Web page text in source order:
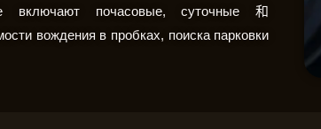
почасовые, суточные 和
вождения в пробках, поиска парковки